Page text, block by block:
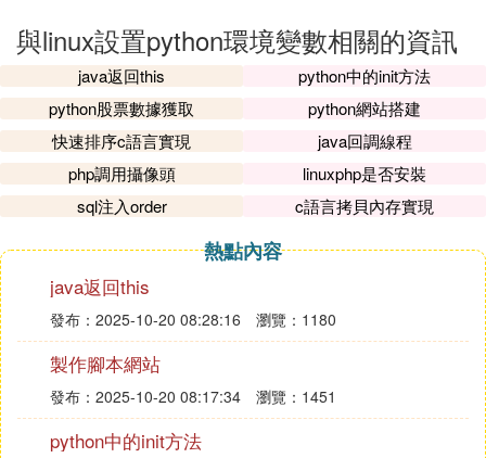
這行表示每月的第一天和十五號的零點零分執行一次
位於/usr/bin/python3目錄下的python
腳本。這里需要
注意的是，腳本路徑需要根據實際情況進行修改。
其中，分鍾和小時的值范圍為0-59和0-23，日期的值
范圍為1-31，月份的值范圍為1-12，星期的值范圍為
如*表示每月執行，整數間的連字型大小(-)表示整數
列，例如1-4表示整數1,2,3,4。指定數值由逗號分
開，如3,4,6,8表示這四個指定整數。
符號「/」用於指定步進設置，表示步進值。例如，0-
59/2定義每兩分鍾執行一次，步進值也可以用星號表
示，如* /3用來每三個月份運行指定任務。
與linux設置python環境變數相關的資訊
java返回this
python中的init方法
python股票數據獲取
python網站搭建
快速排序c語言實現
java回調線程
php調用攝像頭
linuxphp是否安裝
sql注入order
c語言拷貝內存實現
熱點內容
java返回this
發布：2025-10-20 08:28:16 瀏覽：1180
製作腳本網站
發布：2025-10-20 08:17:34 瀏覽：1451
python中的init方法